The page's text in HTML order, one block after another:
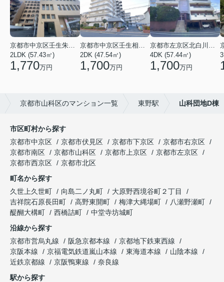
2LDK (57.43㎡)
1,770万円
2DK (47.54㎡)
1,700万円
4DK (57.44㎡)
1,700万円
京都市山科区のマンション一覧 東野駅 山科団地D棟
市区町村から探す
京都市中京区
京都市伏見区 京都市下京区
京都市右京区
京都市南区
京都市山科区 京都市上京区
京都市左京区
京都市西京区
京都市北区
町名から探す
久世上久世町
向島二ノ丸町
大原野西境谷町２丁目
吉祥院石原長田町
高野東開町 梅津大縄場町
八瀬野瀬町
醍醐大構町
西橋詰町
中堂寺坊城町
沿線から探す
京都市営烏丸線
阪急京都本線
京都地下鉄東西線
京阪本線
京福電気鉄道嵐山本線 東海道本線
山陰本線
近鉄京都線
京阪鴨東線
奈良線
駅から探す